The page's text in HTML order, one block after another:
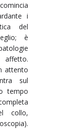
i
del
è
attento
sul
tempo
collo,